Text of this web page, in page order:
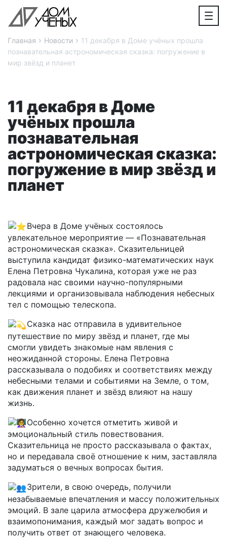
Главная › Новости › 11 декабря в Доме учёных прошла
познавательная астрономическая сказка: погружение в
мир звёзд и планет
11 декабря в Доме
учёных прошла
познавательная
астрономическая сказка:
погружение в мир звёзд и
планет
Вчера в Доме учёных состоялось
увлекательное мероприятие — «Познавательная
астрономическая сказка». Сказительницей
выступила кандидат физико-математических наук
Елена Петровна Чукалина, которая уже не раз
радовала нас своими научно-популярными
лекциями и организовывала наблюдения небесных
тел с помощью телескопа.
Сказка нас отправила в удивительное
путешествие по миру звёзд и планет, где мы
смогли увидеть знакомые нам явления с
неожиданной стороны. Елена Петровна
рассказывала о подобиях и соответствиях между
небесными телами и событиями на Земле, о том,
как движения планет и звёзд влияют на нашу
жизнь.
Особенно хочется отметить живой и
эмоциональный стиль повествования.
Сказительница не просто рассказывала о фактах,
но и передавала своё отношение к ним, заставляла
задуматься о вечных вопросах бытия.
Зрители, в свою очередь, получили
незабываемые впечатления и массу положительных
эмоций. В зале царила атмосфера дружелюбия и
взаимопонимания, каждый мог задать вопрос и
получить ответ от знающего человека.